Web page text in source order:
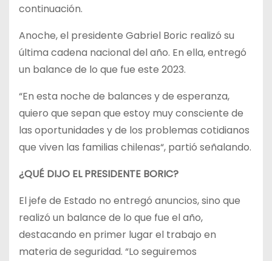
continuación.
Anoche, el presidente Gabriel Boric realizó su
última cadena nacional del año. En ella, entregó
un balance de lo que fue este 2023.
“En esta noche de balances y de esperanza,
quiero que sepan que estoy muy consciente de
las oportunidades y de los problemas cotidianos
que viven las familias chilenas“, partió señalando.
¿QUÉ DIJO EL PRESIDENTE BORIC?
El jefe de Estado no entregó anuncios, sino que
realizó un balance de lo que fue el año,
destacando en primer lugar el trabajo en
materia de seguridad. “Lo seguiremos